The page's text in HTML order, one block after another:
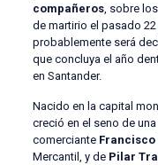
compañeros, sobre
de martirio el pasado
probablemente será
que concluya el año
en Santander.
Nacido en la capital
creció en el seno de
comerciante Francisco
Mercantil, y de Pilar